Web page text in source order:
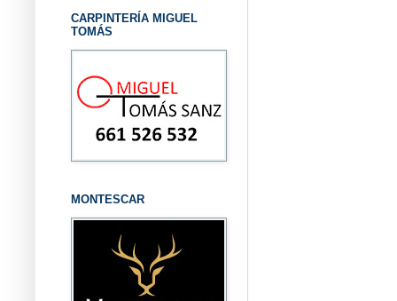
CARPINTERÍA MIGUEL
TOMÁS
MONTESCAR